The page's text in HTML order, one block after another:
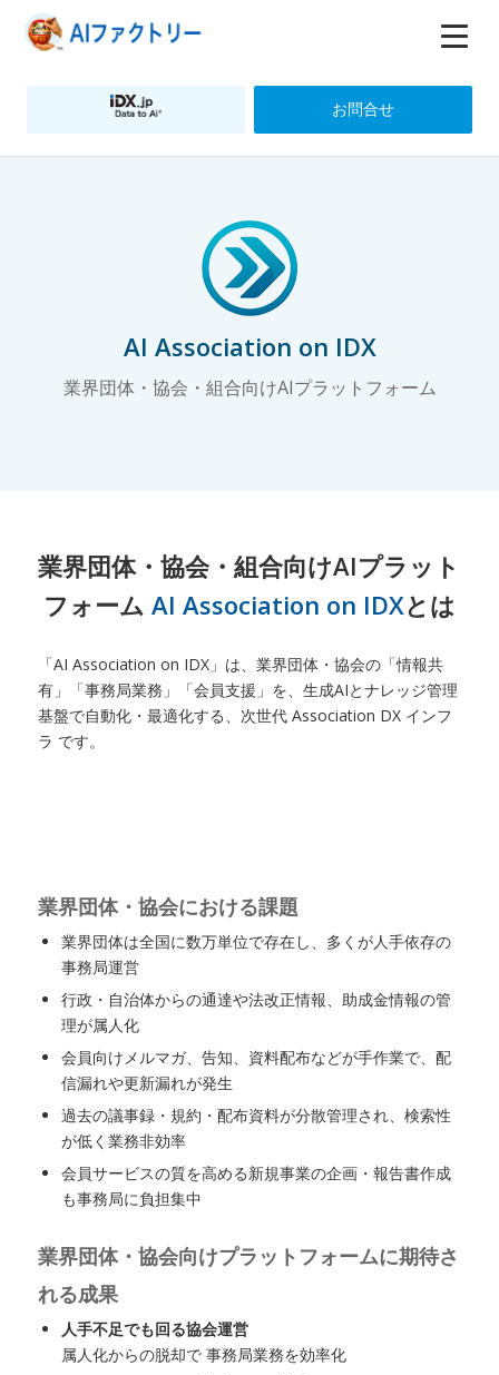
お問合せ
AI Association on IDX
業界団体・協会・組合向けAIプラットフォーム
業界団体・協会・組合向けAIプラット
フォーム AI Association on IDXとは
「AI Association on IDX」は、業界団体・協会の「情報共
有」「事務局業務」「会員支援」を、生成AIとナレッジ管理
基盤で自動化・最適化する、次世代 Association DX インフ
ラ です。
業界団体・協会における課題
業界団体は全国に数万単位で存在し、多くが人手依存の
事務局運営
行政・自治体からの通達や法改正情報、助成金情報の管
理が属人化
会員向けメルマガ、告知、資料配布などが手作業で、配
信漏れや更新漏れが発生
過去の議事録・規約・配布資料が分散管理され、検索性
が低く業務非効率
会員サービスの質を高める新規事業の企画・報告書作成
も事務局に負担集中
業界団体・協会向けプラットフォームに期待さ
れる成果
人手不足でも回る協会運営
属人化からの脱却で 事務局業務を効率化